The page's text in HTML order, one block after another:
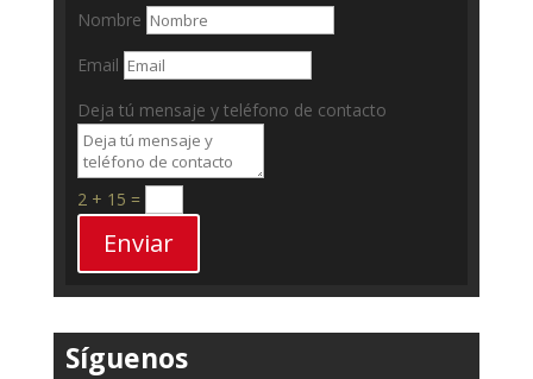
Nombre
Email
Deja tú mensaje y teléfono de contacto
2 + 15 =
Enviar
Síguenos